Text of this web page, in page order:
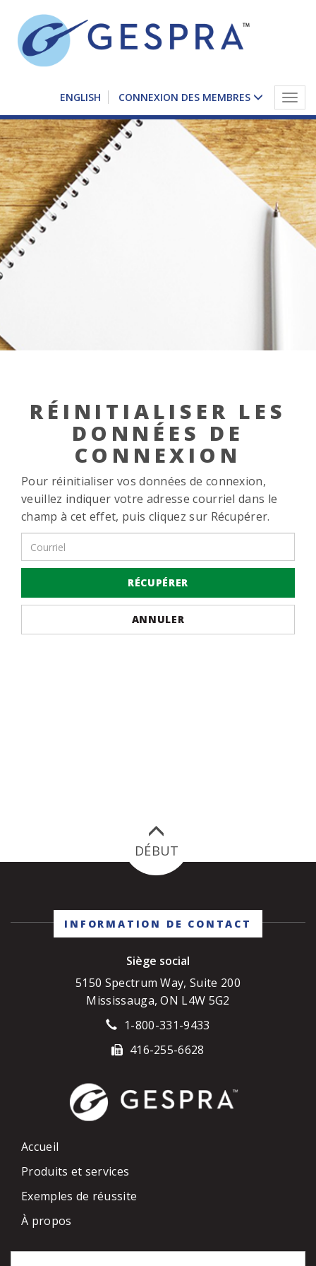
ENGLISH CONNEXION DES MEMBRES
RÉINITIALISER LES
DONNÉES DE
CONNEXION
Pour réinitialiser vos données de connexion,
veuillez indiquer votre adresse courriel dans le
champ à cet effet, puis cliquez sur Récupérer.
INFORMATION DE CONTACT
Siège social
5150 Spectrum Way, Suite 200
Mississauga, ON L4W 5G2
1-800-331-9433
416-255-6628
Accueil
Produits et services
Exemples de réussite
À propos
DÉBUT